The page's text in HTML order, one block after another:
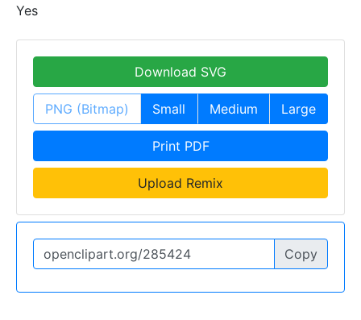
Yes
Download SVG
PNG (Bitmap) Small Medium Large
Print PDF
Upload Remix
Copy